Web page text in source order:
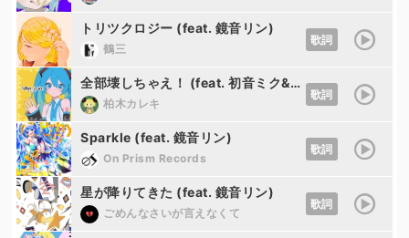
トリツクロジー (feat. 鏡音リン)
鶴三
歌詞
全部壊しちゃえ！ (feat. 初音ミク&鏡音リン)
柏木カレキ
歌詞
Sparkle (feat. 鏡音リン)
On Prism Records
歌詞
星が降りてきた (feat. 鏡音リン)
ごめんなさいが言えなくて
歌詞